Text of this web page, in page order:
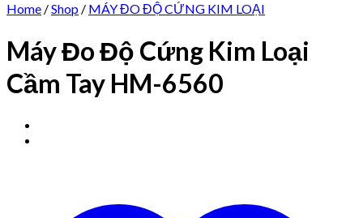
Home /Shop / MÁY ĐO ĐỘ CỨNG KIM LOẠI
Máy Đo Độ Cứng Kim Loại
Cầm Tay HM-6560